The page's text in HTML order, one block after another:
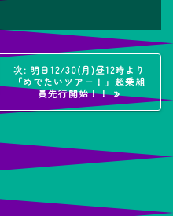
次: 次
の
投
明日12/30(月)昼12時より
「めでたいツアー！」超乗組
員先行開始！！